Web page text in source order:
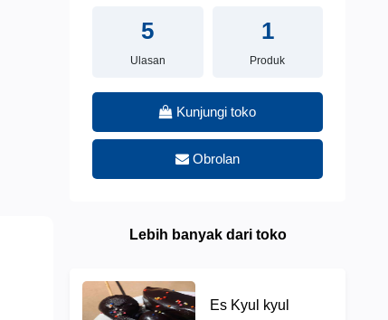
5
Ulasan
1
Produk
Kunjungi toko
Obrolan
Lebih banyak dari toko
Es Kyul kyul